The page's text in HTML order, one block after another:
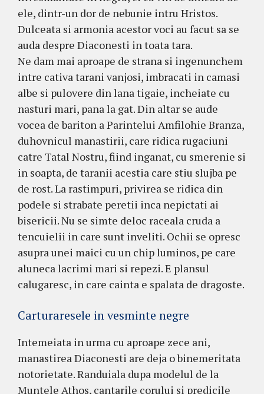
ele, dintr-un dor de nebunie intru Hristos.
Dulceata si armonia acestor voci au facut sa se
auda despre Diaconesti in toata tara.
Ne dam mai aproape de strana si ingenunchem
intre cativa tarani vanjosi, imbracati in camasi
albe si pulovere din lana tigaie, incheiate cu
nasturi mari, pana la gat. Din altar se aude
vocea de bariton a Parintelui Amfilohie Branza,
duhovnicul manastirii, care ridica rugaciuni
catre Tatal Nostru, fiind inganat, cu smerenie si
in soapta, de taranii acestia care stiu slujba pe
de rost. La rastimpuri, privirea se ridica din
podele si strabate peretii inca nepictati ai
bisericii. Nu se simte deloc raceala cruda a
tencuielii in care sunt inveliti. Ochii se opresc
asupra unei maici cu un chip luminos, pe care
aluneca lacrimi mari si repezi. E plansul
calugaresc, in care cainta e spalata de dragoste.
Carturaresele in vesminte negre
Intemeiata in urma cu aproape zece ani,
manastirea Diaconesti are deja o binemeritata
notorietate. Randuiala dupa modelul de la
Muntele Athos, cantarile corului si predicile